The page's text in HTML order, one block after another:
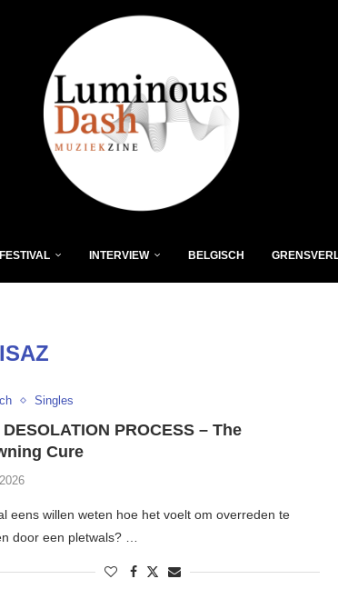
FESTIVAL INTERVIEW BELGISCH
Singles
DESOLATION PROCESS – The
Cure
eens willen weten hoe het voelt om overreden te
door een pletwals? …